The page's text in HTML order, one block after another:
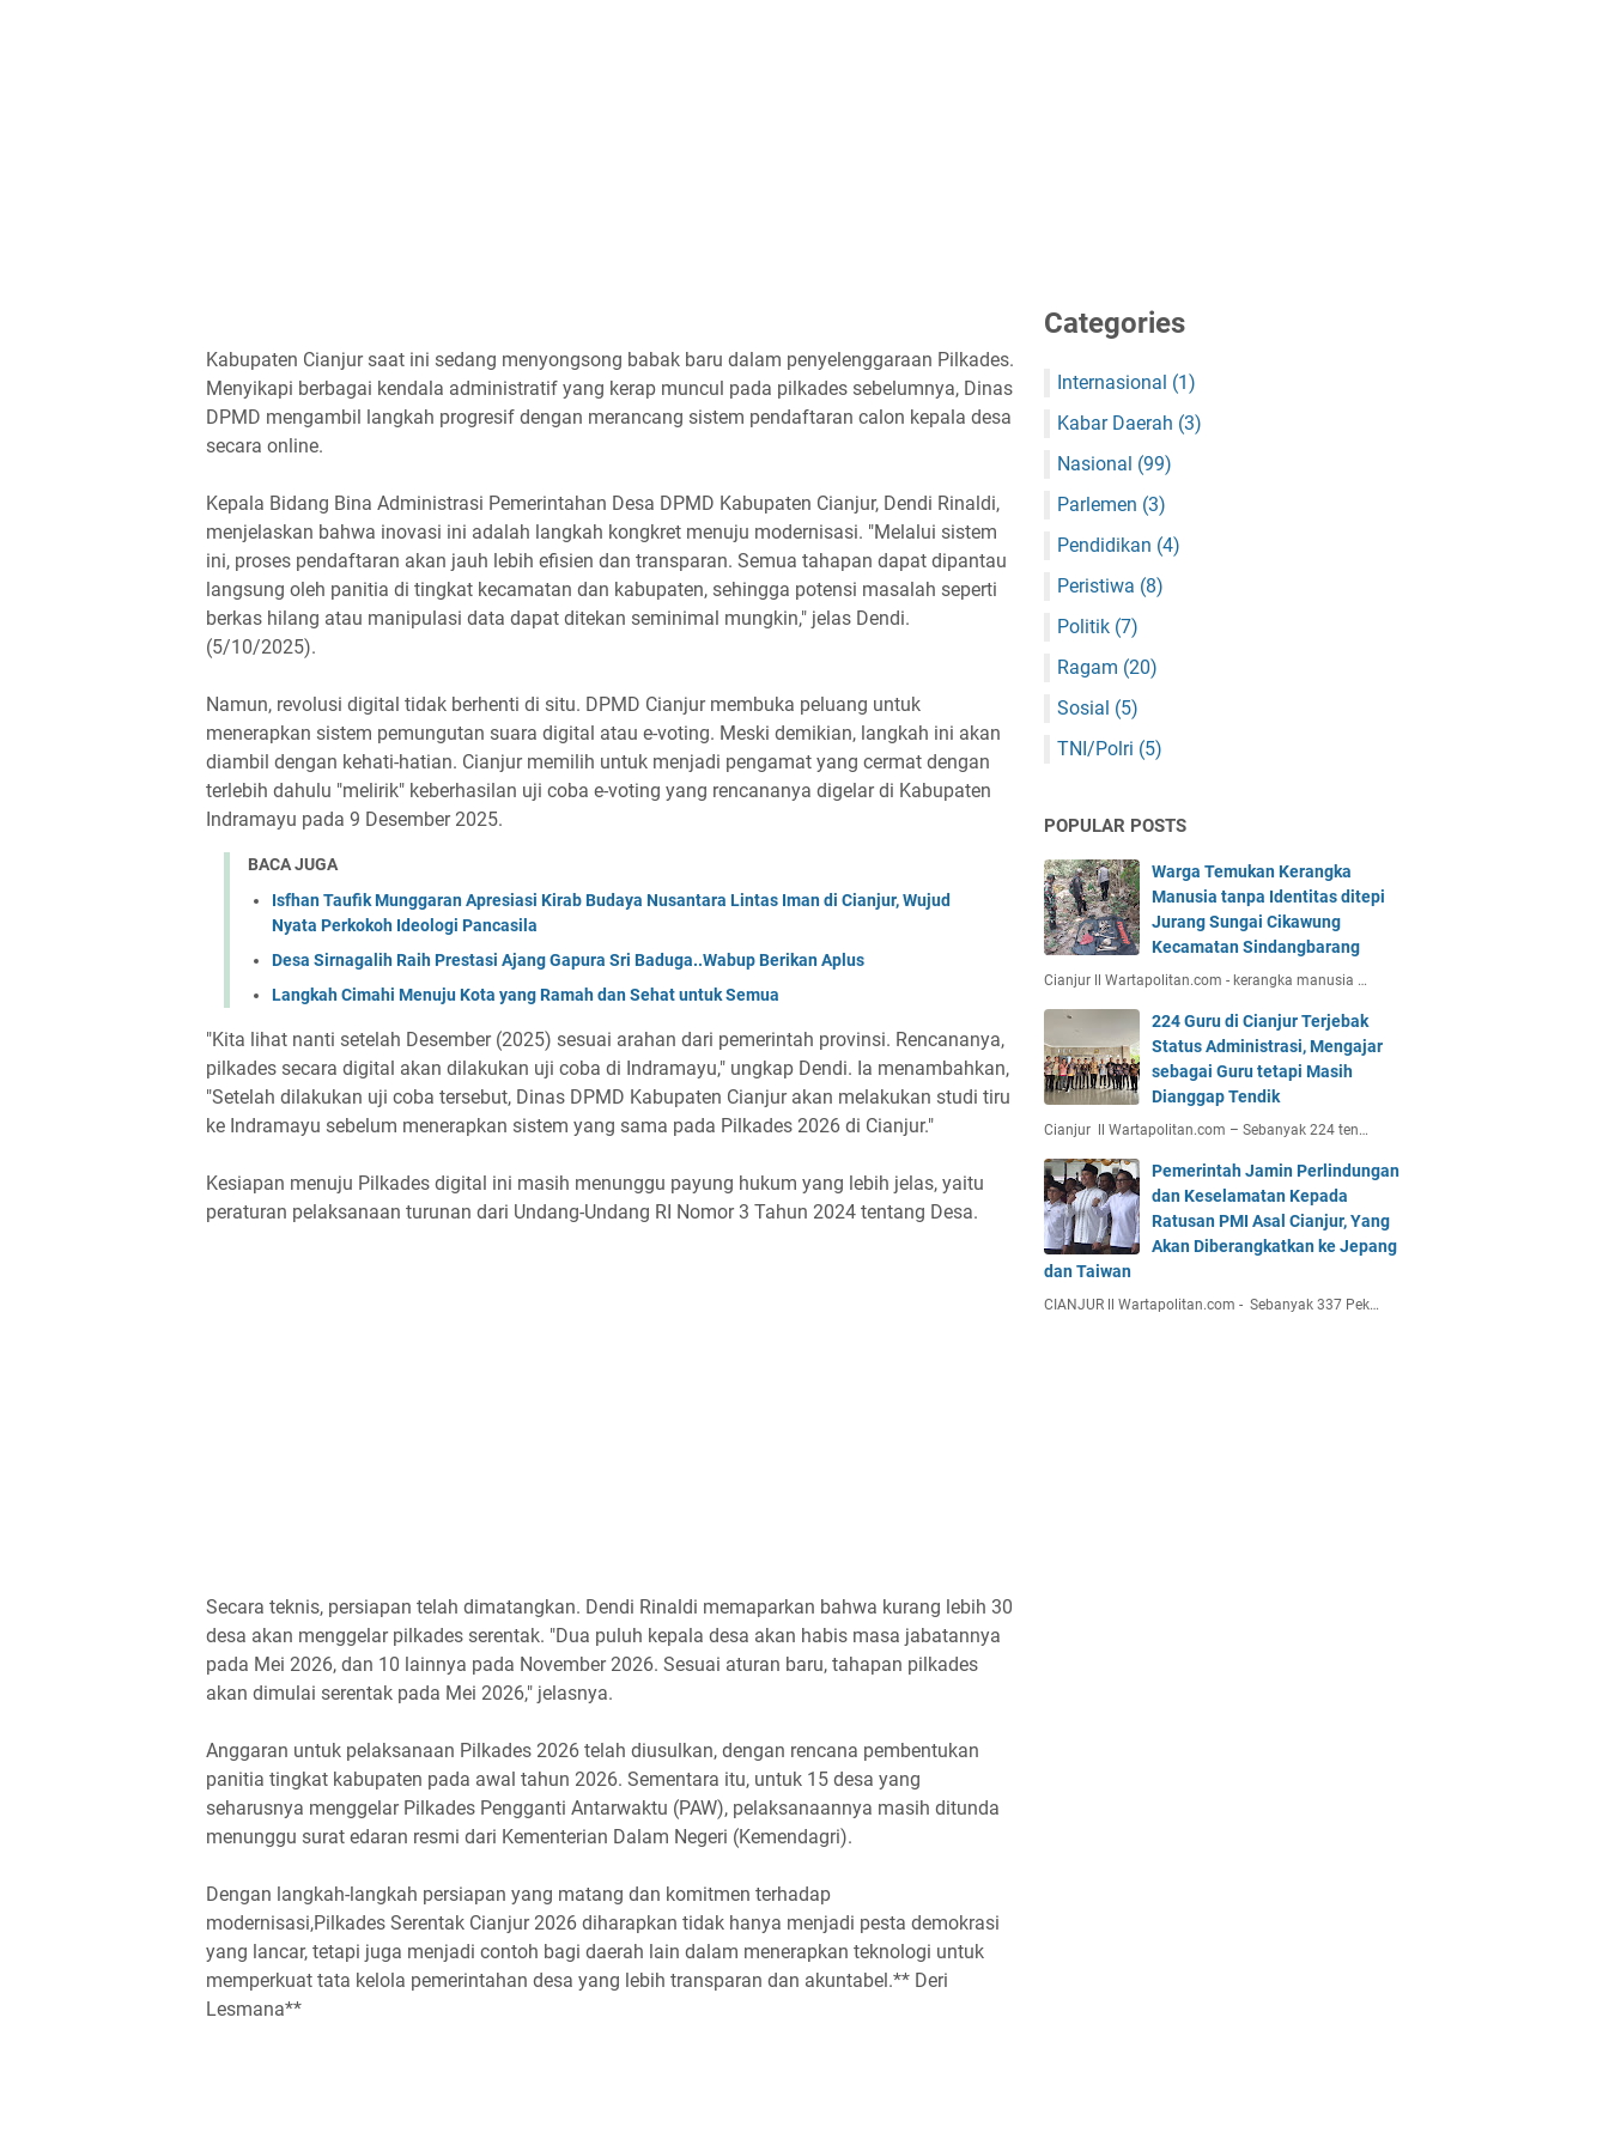
Kabupaten Cianjur saat ini sedang menyongsong babak baru dalam penyelenggaraan Pilkades.
Menyikapi berbagai kendala administratif yang kerap muncul pada pilkades sebelumnya, Dinas
DPMD mengambil langkah progresif dengan merancang sistem pendaftaran calon kepala desa
secara online.
Kepala Bidang Bina Administrasi Pemerintahan Desa DPMD Kabupaten Cianjur, Dendi Rinaldi,
menjelaskan bahwa inovasi ini adalah langkah kongkret menuju modernisasi. "Melalui sistem
ini, proses pendaftaran akan jauh lebih efisien dan transparan. Semua tahapan dapat dipantau
langsung oleh panitia di tingkat kecamatan dan kabupaten, sehingga potensi masalah seperti
berkas hilang atau manipulasi data dapat ditekan seminimal mungkin," jelas Dendi.
(5/10/2025).
Namun, revolusi digital tidak berhenti di situ. DPMD Cianjur membuka peluang untuk
menerapkan sistem pemungutan suara digital atau e-voting. Meski demikian, langkah ini akan
diambil dengan kehati-hatian. Cianjur memilih untuk menjadi pengamat yang cermat dengan
terlebih dahulu "melirik" keberhasilan uji coba e-voting yang rencananya digelar di Kabupaten
Indramayu pada 9 Desember 2025.
BACA JUGA
Isfhan Taufik Munggaran Apresiasi Kirab Budaya Nusantara Lintas Iman di Cianjur, Wujud
Nyata Perkokoh Ideologi Pancasila
Desa Sirnagalih Raih Prestasi Ajang Gapura Sri Baduga..Wabup Berikan Aplus
Langkah Cimahi Menuju Kota yang Ramah dan Sehat untuk Semua
"Kita lihat nanti setelah Desember (2025) sesuai arahan dari pemerintah provinsi. Rencananya,
pilkades secara digital akan dilakukan uji coba di Indramayu," ungkap Dendi. Ia menambahkan,
"Setelah dilakukan uji coba tersebut, Dinas DPMD Kabupaten Cianjur akan melakukan studi tiru
ke Indramayu sebelum menerapkan sistem yang sama pada Pilkades 2026 di Cianjur."
Kesiapan menuju Pilkades digital ini masih menunggu payung hukum yang lebih jelas, yaitu
peraturan pelaksanaan turunan dari Undang-Undang RI Nomor 3 Tahun 2024 tentang Desa.
Secara teknis, persiapan telah dimatangkan. Dendi Rinaldi memaparkan bahwa kurang lebih 30
desa akan menggelar pilkades serentak. "Dua puluh kepala desa akan habis masa jabatannya
pada Mei 2026, dan 10 lainnya pada November 2026. Sesuai aturan baru, tahapan pilkades
akan dimulai serentak pada Mei 2026," jelasnya.
Anggaran untuk pelaksanaan Pilkades 2026 telah diusulkan, dengan rencana pembentukan
panitia tingkat kabupaten pada awal tahun 2026. Sementara itu, untuk 15 desa yang
seharusnya menggelar Pilkades Pengganti Antarwaktu (PAW), pelaksanaannya masih ditunda
menunggu surat edaran resmi dari Kementerian Dalam Negeri (Kemendagri).
Dengan langkah-langkah persiapan yang matang dan komitmen terhadap
modernisasi,Pilkades Serentak Cianjur 2026 diharapkan tidak hanya menjadi pesta demokrasi
yang lancar, tetapi juga menjadi contoh bagi daerah lain dalam menerapkan teknologi untuk
memperkuat tata kelola pemerintahan desa yang lebih transparan dan akuntabel.** Deri
Lesmana**
Categories
Internasional (1)
Kabar Daerah (3)
Nasional (99)
Parlemen (3)
Pendidikan (4)
Peristiwa (8)
Politik (7)
Ragam (20)
Sosial (5)
TNI/Polri (5)
POPULAR POSTS
Warga Temukan Kerangka
Manusia tanpa Identitas ditepi
Jurang Sungai Cikawung
Kecamatan Sindangbarang
Cianjur ll Wartapolitan.com - kerangka manusia …
224 Guru di Cianjur Terjebak
Status Administrasi, Mengajar
sebagai Guru tetapi Masih
Dianggap Tendik
Cianjur ll Wartapolitan.com – Sebanyak 224 ten…
Pemerintah Jamin Perlindungan
dan Keselamatan Kepada
Ratusan PMI Asal Cianjur, Yang
Akan Diberangkatkan ke Jepang
dan Taiwan
CIANJUR ll Wartapolitan.com - Sebanyak 337 Pek…